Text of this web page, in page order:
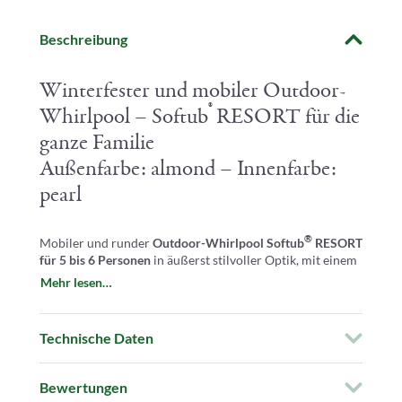
Beschreibung
Winterfester und mobiler Outdoor-
Whirlpool – Softub®RESORT für die
ganze Familie
Außenfarbe: almond – Innenfarbe:
pearl
Mobiler und runderOutdoor-Whirlpool Softub®RESORT
für 5 bis 6 Personen in äußerst stilvoller Optik, mit einem
Außendurchmesser von 200 cm
Entspannung sorgen
sieben individuell einstellbare Düsen.
Mehr lesen…
Technische Daten
Bewertungen